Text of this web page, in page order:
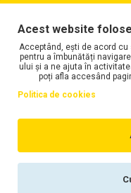
Acest website
Acceptând, ești de acord
pentru a îmbunătăți
ului și a ne ajuta în
poți afla accesând
Politica de cookies